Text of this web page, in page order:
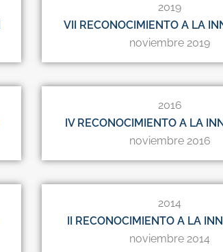
2019
VII RECONOCIMIENTO A LA
noviembre 2019
2016
IV RECONOCIMIENTO A LA
noviembre 2016
2014
II RECONOCIMIENTO A LA
noviembre 2014